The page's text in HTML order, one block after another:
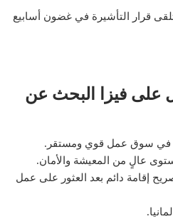
قرار التأشيرة في غضون أسابيع
على فيزا البحث عن
في سوق عمل قوي ومستقر.
عالٍ من المعيشة والأمان.
إقامة دائم بعد العثور على عمل